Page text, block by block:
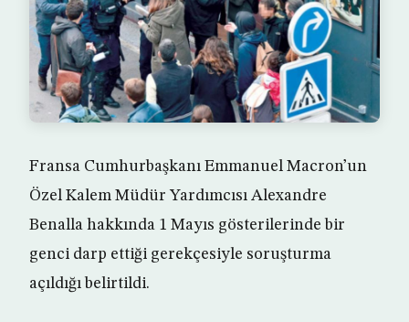
Fransa Cumhurbaşkanı Emmanuel Macron’un
Özel Kalem Müdür Yardımcısı Alexandre
Benalla hakkında 1 Mayıs gösterilerinde bir
genci darp ettiği gerekçesiyle soruşturma
açıldığı belirtildi.